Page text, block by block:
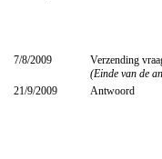
7/8/2009
Verzending
(Einde van de
21/9/2009
Antwoord